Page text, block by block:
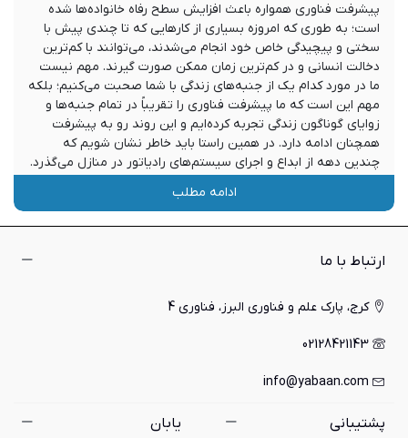
پیشرفت فناوری همواره باعث افزایش سطح رفاه خانواده‌ها شده
است؛ به طوری که امروزه بسیاری از کارهایی که تا چندی پیش با
سختی و پیچیدگی خاص خود انجام می‌شدند، می‌توانند با کم‌ترین
دخالت انسانی و در کم‌ترین زمان ممکن صورت گیرند. مهم نیست
ما در مورد کدام یک از جنبه‌های زندگی با شما صحبت می‌کنیم؛ بلکه
مهم این است که ما پیشرفت فناوری را تقریباً در تمام جنبه‌ها و
زوایای گوناگون زندگی تجربه کرده‌ایم و این روند رو به پیشرفت
همچنان ادامه دارد. در همین راستا باید خاطر نشان شویم که
چندین دهه از ابداع و اجرای سیستم‌های رادیاتور در منازل می‌گذرد.
شده‌اند و نه تنها به لحاظ راندمان انرژی، بلکه از لحاظ عملکرد
انواع رادیاتورها نیز شده‌اند، که در بخش‌های دیگری از زندگی مورد
هستند که با منشعب شدن از مجموعه رادیاتورها و با عملکردی
کاملاً شبیه به آن ها، وظیفه مجزا و خاص دیگری را دنبال می‌کنند.
ما در ادامه این مطلب قصد داریم تا در رابطه با حوله خشک کن و
انواع آن ها و همچنین مزیت‌ها، معایب و ویژگی‌هایشان با شما
صحبت کنیم. بنابراین اگر قصد خرید این دستگاه را دارید و یا در
زمینه داد و ستد انواع رادیاتورها و از جمله انواع حوله خشک کن
ما باشید.
ادامه مطلب
ارتباط با ما
کرج، پارک علم و فناوری البرز، فناوری 4
02128421143
info@yabaan.com
پشتیبانی یابان